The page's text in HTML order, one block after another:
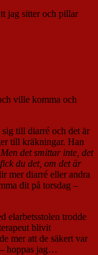
jag sitter och pillar
ville komma och
sig till diarré och det är
till kräkningar. Han
Men det smittar inte, det
du det, om det är
mer diarré eller andra
dit på torsdag –
elarbetsstolen trodde
blivit
mer att de säkert var
– hoppas jag…